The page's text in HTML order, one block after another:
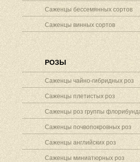
Саженцы бессемянных сортов
Саженцы винных сортов
РОЗЫ
Саженцы чайно-гибридных роз
Саженцы плетистых роз
Саженцы роз группы
Саженцы почвопокровных роз
Саженцы английских роз
Саженцы миниатюрных роз